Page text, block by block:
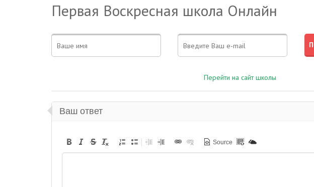
Первая Воскресная школа Онлайн
Перейти на сайт школы
Ваш ответ
Source